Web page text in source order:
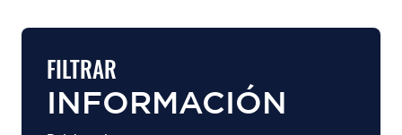
FILTRAR
INFORMACIÓN